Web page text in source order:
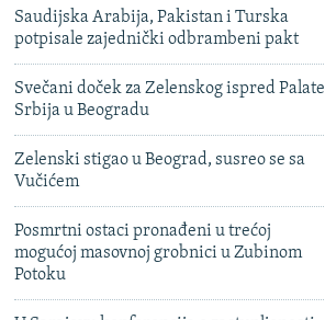
Saudijska Arabija, Pakistan i Turska
potpisale zajednički odbrambeni pakt
Svečani doček za Zelenskog ispred Palate
Srbija u Beogradu
Zelenski stigao u Beograd, susreo se sa
Vučićem
Posmrtni ostaci pronađeni u trećoj
mogućoj masovnoj grobnici u Zubinom
Potoku